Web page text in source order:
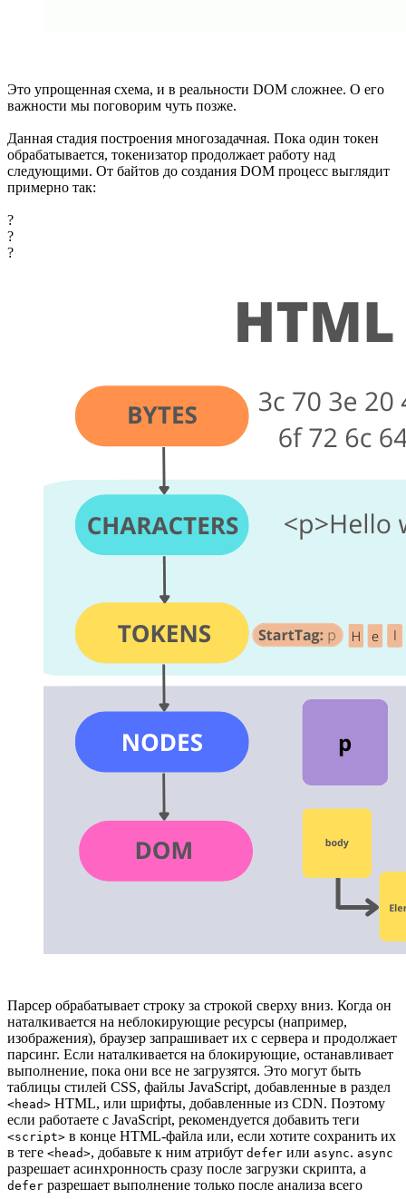
Это упрощенная схема, и в реальности DOM сложнее. О его
важности мы поговорим чуть позже.
Данная стадия построения многозадачная. Пока один токен
обрабатывается, токенизатор продолжает работу над
следующими. От байтов до создания DOM процесс выглядит
примерно так:
?
?
?
Парсер обрабатывает строку за строкой сверху вниз. Когда он
наталкивается на неблокирующие ресурсы (например,
изображения), браузер запрашивает их с сервера и продолжает
парсинг. Если наталкивается на блокирующие, останавливает
выполнение, пока они все не загрузятся. Это могут быть
таблицы стилей CSS, файлы JavaScript, добавленные в раздел
<head> HTML, или шрифты, добавленные из CDN. Поэтому
если работаете с JavaScript, рекомендуется добавить теги
<script> в конце HTML-файла или, если хотите сохранить их
в теге <head>, добавьте к ним атрибут defer или async. async
разрешает асинхронность сразу после загрузки скрипта, а
defer разрешает выполнение только после анализа всего